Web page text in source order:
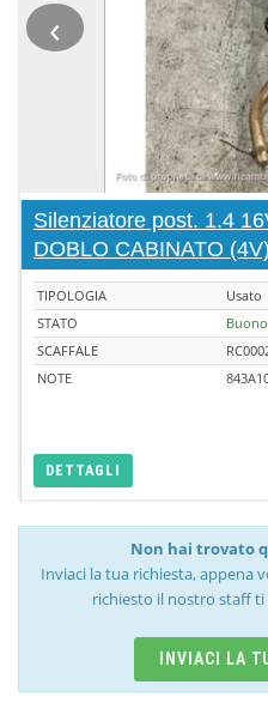
‹
Silenziatore post. 1.4
DOBLO CABINATO
TIPOLOGIA
Usato
STATO
Buono
SCAFFALE
NOTE
DETTAGLI
Non hai trovato
Inviaci la tua richiesta, appena
richiesto il nostro staff
INVIACI LA